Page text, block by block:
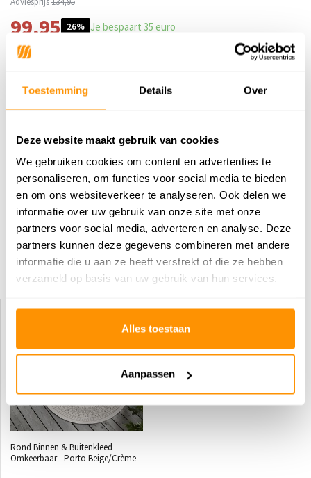
Toestemming Details Over
Deze website maakt gebruik van cookies
We gebruiken cookies om content en advertenties te
personaliseren, om functies voor social media te bieden
en om ons websiteverkeer te analyseren. Ook delen we
informatie over uw gebruik van onze site met onze
partners voor social media, adverteren en analyse. Deze
partners kunnen deze gegevens combineren met andere
informatie die u aan ze heeft verstrekt of die ze hebben
verzameld op basis van uw gebruik van hun services.
Alles toestaan
Aanpassen
99,95 26% Je bespaart 35 euro
Buy now, pay later
Reviews
0/ 5 Gemiddelde uit 0 beoordelingen
Er zijn nog geen reviews geschreven over dit product..
Schrijf je eigen review
Dit vind je misschien ook leuk
KORTING 24%
Rond Binnen & Buitenkleed
Omkeerbaar - Porto Beige/Crème